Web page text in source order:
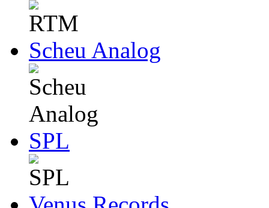
Scheu Analog
SPL